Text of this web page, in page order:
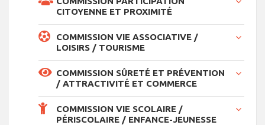
CITOYENNE ET PROXIMITÉ
COMMISSION VIE ASSOCIATIVE /
LOISIRS / TOURISME
COMMISSION SÛRETÉ ET PRÉVENTION
/ ATTRACTIVITÉ ET COMMERCE
COMMISSION VIE SCOLAIRE /
PÉRISCOLAIRE / ENFANCE-JEUNESSE